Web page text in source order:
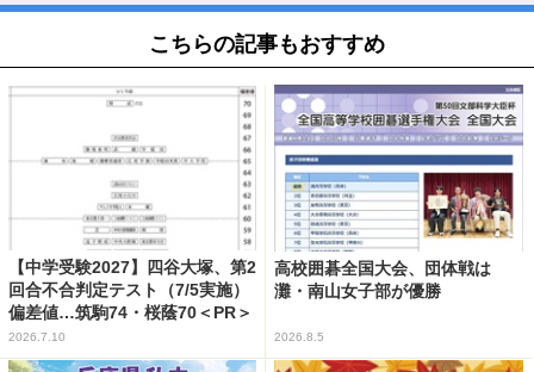
こちらの記事もおすすめ
【中学受験2027】四谷大塚、第2
回合不合判定テスト（7/5実施）
偏差値…筑駒74・桜蔭70＜PR＞
2026.7.10
高校囲碁全国大会、団体戦は
灘・南山女子部が優勝
2026.8.5